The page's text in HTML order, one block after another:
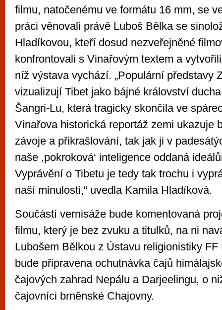
filmu, natočenému ve formátu 16 mm, se
práci věnovali právě Luboš Bělka se
Hladíkovou, kteří dosud nezveřejněné
konfrontovali s Vinařovým textem a
níž výstava vychází. „Populární představy
vizualizují Tibet jako bájné království
Šangri-Lu, která tragicky skončila ve
Vinařova historická reportáž zemi ukazuje
závoje a přikrašlování, tak jak ji v
naše ,pokroková‘ inteligence oddaná
Vyprávění o Tibetu je tedy tak trochu i
naší minulosti,“ uvedla Kamila Hladíková.
Součástí vernisáže bude komentovaná
filmu, který je bez zvuku a titulků, na ni
Lubošem Bělkou z Ústavu religionistiky
bude připravena ochutnávka čajů
čajových zahrad Nepálu a Darjeelingu, o
čajovníci brněnské Chajovny.